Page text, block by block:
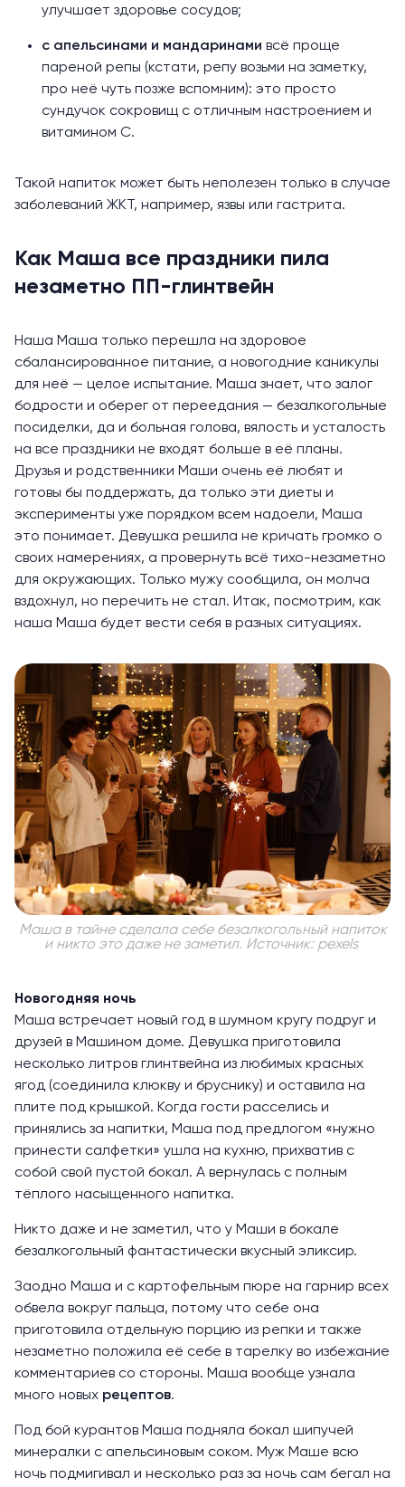
улучшает здоровье сосудов;
с апельсинами и мандаринами всё проще
пареной репы (кстати, репу возьми на заметку,
про неё чуть позже вспомним): это просто
сундучок сокровищ с отличным настроением и
витамином С.
Такой напиток может быть неполезен только в случае
заболеваний ЖКТ, например, язвы или гастрита.
Как Маша все праздники пила
незаметно ПП-глинтвейн
Наша Маша только перешла на здоровое
сбалансированное питание, а новогодние каникулы
для неё — целое испытание. Маша знает, что залог
бодрости и оберег от переедания — безалкогольные
посиделки, да и больная голова, вялость и усталость
на все праздники не входят больше в её планы.
Друзья и родственники Маши очень её любят и
готовы бы поддержать, да только эти диеты и
эксперименты уже порядком всем надоели, Маша
это понимает. Девушка решила не кричать громко о
своих намерениях, а провернуть всё тихо-незаметно
для окружающих. Только мужу сообщила, он молча
вздохнул, но перечить не стал. Итак, посмотрим, как
наша Маша будет вести себя в разных ситуациях.
Маша в тайне сделала себе безалкогольный напиток
и никто это даже не заметил. Источник: pexels
Новогодняя ночь
Маша встречает новый год в шумном кругу подруг и
друзей в Машином доме. Девушка приготовила
несколько литров глинтвейна из любимых красных
ягод (соединила клюкву и бруснику) и оставила на
плите под крышкой. Когда гости расселись и
принялись за напитки, Маша под предлогом ‭«нужно
принести салфетки» ушла на кухню, прихватив с
собой свой пустой бокал. А вернулась с полным
тёплого насыщенного напитка.
Никто даже и не заметил, что у Маши в бокале
безалкогольный фантастически вкусный эликсир.
Заодно Маша и с картофельным пюре на гарнир всех
обвела вокруг пальца, потому что себе она
приготовила отдельную порцию из репки и также
незаметно положила её себе в тарелку во избежание
комментариев со стороны. Маша вообще узнала
много новых рецептов.
Под бой курантов Маша подняла бокал шипучей
минералки с апельсиновым соком. Муж Маше всю
ночь подмигивал и несколько раз за ночь сам бегал на